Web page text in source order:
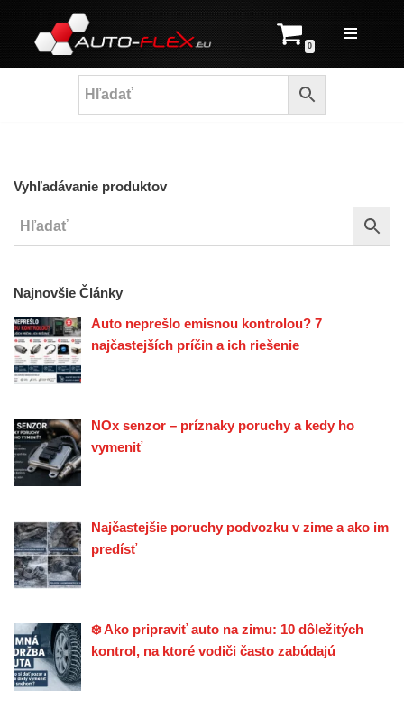
Prejsť
na
0
Vyhľadávanie produktov
Najnovšie Články
Auto neprešlo emisnou kontrolou? 7
najčastejších príčin a ich riešenie
NOx senzor – príznaky poruchy a kedy ho
vymeniť
Najčastejšie poruchy podvozku v zime a ako im
predísť
❄️ Ako pripraviť auto na zimu: 10 dôležitých
kontrol, na ktoré vodiči často zabúdajú